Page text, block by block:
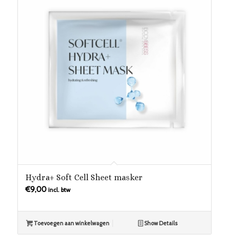
Hydra+ Soft Cell Sheet masker
€9,00 incl. btw
Toevoegen aan winkelwagen Show Details